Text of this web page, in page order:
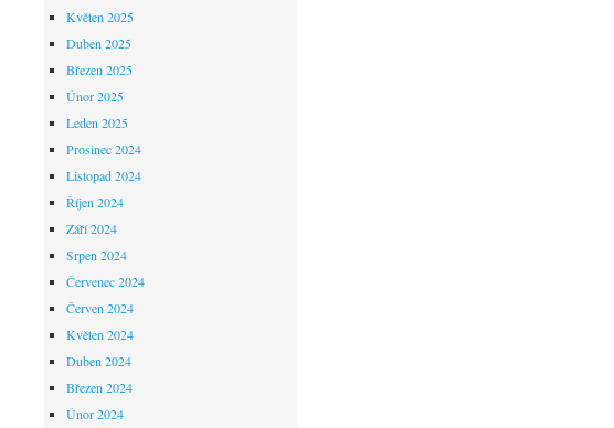
Květen 2025
Duben 2025
Březen 2025
Únor 2025
Leden 2025
Prosinec 2024
Listopad 2024
Říjen 2024
Září 2024
Srpen 2024
Červenec 2024
Červen 2024
Květen 2024
Duben 2024
Březen 2024
Únor 2024